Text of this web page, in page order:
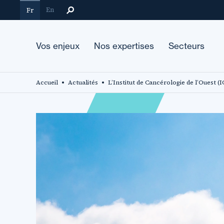
au
Fr En
Vos enjeux Nos expertises Secteurs
Accueil Actualités L’Institut de Cancérologie de l’Ouest